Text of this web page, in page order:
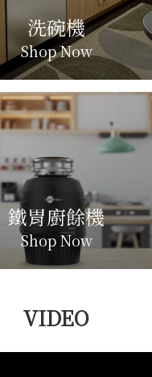
洗碗機
Shop Now
鐵胃廚餘機
Shop Now
VIDEO